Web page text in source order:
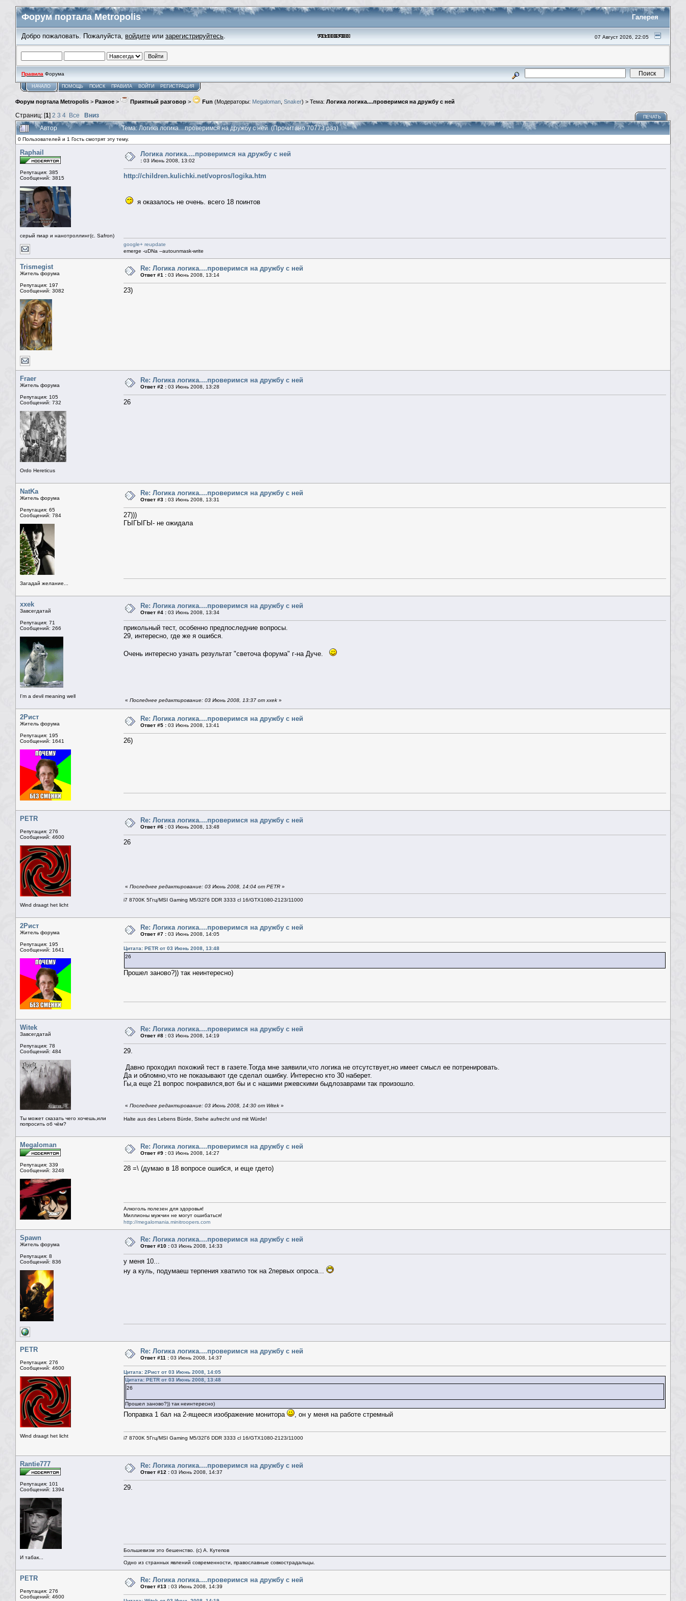
Форум портала Metropolis Галерея
Добро пожаловать. Пожалуйста, войдите или зарегистрируйтесь. 07 Август 2026, 22:05
Правила Форума
НАЧАЛО ПОМОЩЬ ПОИСК ПРАВИЛА ВОЙТИ РЕГИСТРАЦИЯ
Форум портала Metropolis > Разное > Приятный разговор > Fun (Модераторы: Megaloman Snaker) > Тема: Логика логика....проверимся на дружбу с ней
Страниц: [1] 2 3 4 Все Вниз ПЕЧАТЬ
Автор Тема: Логика логика....проверимся на дружбу с ней (Прочитано 70773 раз)
0 Пользователей и 1 Гость смотрят эту тему.
Raphail
Репутация: 385
Сообщений: 3815
серый пиар и нанотроллинг(с. Safron)
Логика логика....проверимся на дружбу с ней
: 03 Июнь 2008, 13:02
http://children.kulichki.net/vopros/logika.htm
я оказалось не очень. всего 18 поинтов
google+ reupdate
emerge -uDNa --autounmask-write
Trismegist
Житель форума
Репутация: 197
Сообщений: 3082
Re: Логика логика....проверимся на дружбу с ней
Ответ #1 : 03 Июнь 2008, 13:14
23)
Fraer
Житель форума
Репутация: 105
Сообщений: 732
Ordo Hereticus
Re: Логика логика....проверимся на дружбу с ней
Ответ #2 : 03 Июнь 2008, 13:28
26
NatKa
Житель форума
Репутация: 65
Сообщений: 784
Загадай желание...
Re: Логика логика....проверимся на дружбу с ней
Ответ #3 : 03 Июнь 2008, 13:31
27)))
ГЫГЫГЫ- не ожидала
xxek
Завсегдатай
Репутация: 71
Сообщений: 266
I'm a devil meaning well
Re: Логика логика....проверимся на дружбу с ней
Ответ #4 : 03 Июнь 2008, 13:34
прикольный тест, особенно предпоследние вопросы.
29, интересно, где же я ошибся.
Очень интересно узнать результат "светоча форума" г-на Дуче.
« Последнее редактирование: 03 Июнь 2008, 13:37 от xxek »
2Рист
Житель форума
Репутация: 195
Сообщений: 1641
Re: Логика логика....проверимся на дружбу с ней
Ответ #5 : 03 Июнь 2008, 13:41
26)
PETR
Репутация: 276
Сообщений: 4600
Wind draagt het licht
Re: Логика логика....проверимся на дружбу с ней
Ответ #6 : 03 Июнь 2008, 13:48
26
« Последнее редактирование: 03 Июнь 2008, 14:04 от PETR »
i7 8700K 5Ггц/MSI Gaming M5/32Гб DDR 3333 cl 16/GTX1080-2123/11000
2Рист
Житель форума
Репутация: 195
Сообщений: 1641
Re: Логика логика....проверимся на дружбу с ней
Ответ #7 : 03 Июнь 2008, 14:05
Цитата: PETR от 03 Июнь 2008, 13:48
26
Прошел заново?)) так неинтересно)
Witek
Завсегдатай
Репутация: 78
Сообщений: 484
Ты может сказать чего хочешь,или
попросить об чём?
Re: Логика логика....проверимся на дружбу с ней
Ответ #8 : 03 Июнь 2008, 14:19
29.
Давно проходил похожий тест в газете.Тогда мне заявили,что логика не отсутствует,но имеет смысл ее потренировать.
Да и обломно,что не показывают где сделал ошибку. Интересно кто 30 наберет.
Гы,а еще 21 вопрос понравился,вот бы и с нашими ржевскими быдлозаврами так произошло.
« Последнее редактирование: 03 Июнь 2008, 14:30 от Witek »
Halte aus des Lebens Bürde, Stehe aufrecht und mit Würde!
Megaloman
Репутация: 339
Сообщений: 3248
Re: Логика логика....проверимся на дружбу с ней
Ответ #9 : 03 Июнь 2008, 14:27
28 =\ (думаю в 18 вопросе ошибся, и еще гдето)
Алкоголь полезен для здоровья!
Миллионы мужчин не могут ошибаться!
http://megalomania.minitroopers.com
Spawn
Житель форума
Репутация: 8
Сообщений: 836
Re: Логика логика....проверимся на дружбу с ней
Ответ #10 : 03 Июнь 2008, 14:33
у меня 10...
ну а куль, подумаеш терпения хватило ток на 2первых опроса...
PETR
Репутация: 276
Сообщений: 4600
Wind draagt het licht
Re: Логика логика....проверимся на дружбу с ней
Ответ #11 : 03 Июнь 2008, 14:37
Цитата: 2Рист от 03 Июнь 2008, 14:05
Цитата: PETR от 03 Июнь 2008, 13:48
26
Прошел заново?)) так неинтересно)
Поправка 1 бал на 2-ящееся изображение монитора , он у меня на работе стремный
i7 8700K 5Ггц/MSI Gaming M5/32Гб DDR 3333 cl 16/GTX1080-2123/11000
Rantie777
Репутация: 101
Сообщений: 1394
И табак...
Re: Логика логика....проверимся на дружбу с ней
Ответ #12 : 03 Июнь 2008, 14:37
29.
Большевизм это бешенство. (с) А. Кутепов
Одно из странных явлений современности, православные совкострадальцы.
PETR
Репутация: 276
Сообщений: 4600
Re: Логика логика....проверимся на дружбу с ней
Ответ #13 : 03 Июнь 2008, 14:39